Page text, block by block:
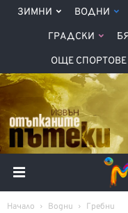
ЗИМНИ ВОДНИ
ГРАДСКИ
ОЩЕ СПОРТОВЕ
Начало Водни Гребни